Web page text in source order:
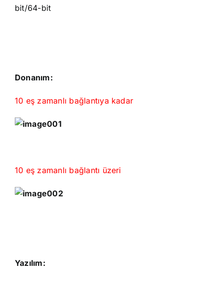
bit/64-bit
Donanım:
10 eş zamanlı bağlantıya kadar
10 eş zamanlı bağlantı üzeri
Yazılım: